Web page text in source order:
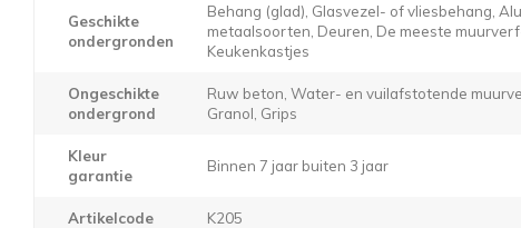
Geschikte
ondergronden
Behang (glad), Glasvezel- of vliesbehang,
metaalsoorten, Deuren, De meeste
Keukenkastjes
Ongeschikte
ondergrond
Ruw beton, Water- en vuilafstotende
Granol, Grips
Kleur
garantie
Binnen 7 jaar buiten 3 jaar
Artikelcode K205